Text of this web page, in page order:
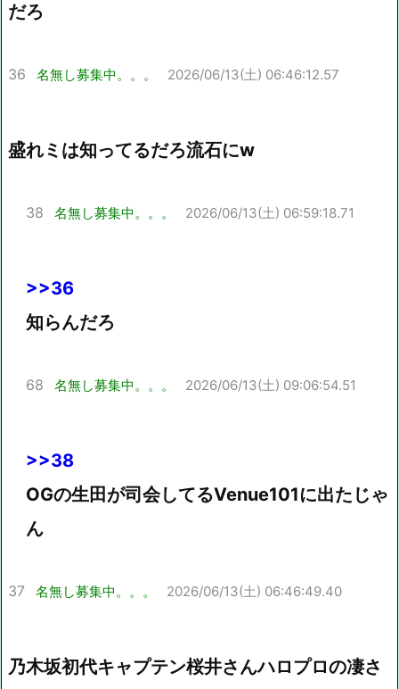
だろ
36 名無し募集中。。。 2026/06/13(土) 06:46:12.57
盛れミは知ってるだろ流石にw
38 名無し募集中。。。 2026/06/13(土) 06:59:18.71
>>36
知らんだろ
68 名無し募集中。。。 2026/06/13(土) 09:06:54.51
>>38
OGの生田が司会してるVenue101に出たじゃ
ん
37 名無し募集中。。。 2026/06/13(土) 06:46:49.40
乃木坂初代キャプテン桜井さんハロプロの凄さ